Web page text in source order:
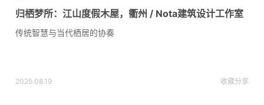
归栖梦所：江山度假木屋，衢州 / Nota建筑设计工作室
传统智慧与当代栖居的协奏
2025.08.19 收藏分享